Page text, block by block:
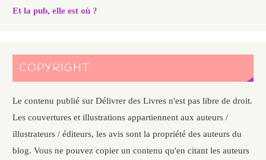
Et la pub, elle est où ?
COPYRIGHT
Le contenu publié sur Délivrer des Livres n'est pas libre de droit.
Les couvertures et illustrations appartiennent aux auteurs /
illustrateurs / éditeurs, les avis sont la propriété des auteurs du
blog. Vous ne pouvez copier un contenu qu'en citant les auteurs